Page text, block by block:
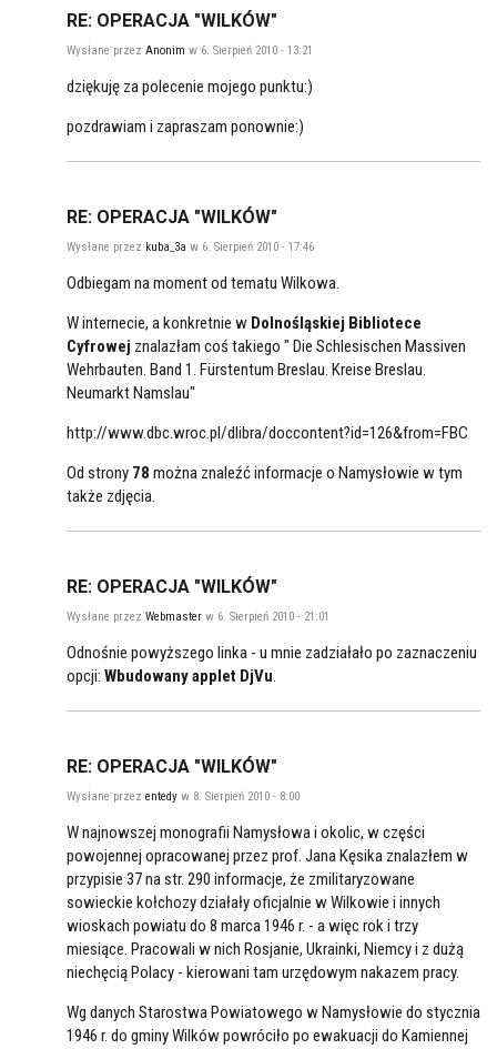
RE: OPERACJA "WILKÓW"
Wysłane przez Anonim w 6. Sierpień 2010 - 13:21
dziękuję za polecenie mojego punktu:)
pozdrawiam i zapraszam ponownie:)
RE: OPERACJA "WILKÓW"
Wysłane przez kuba_3a w 6. Sierpień 2010 - 17:46
Odbiegam na moment od tematu Wilkowa.
W internecie, a konkretnie w Dolnośląskiej Bibliotece
Cyfrowej znalazłam coś takiego " Die Schlesischen Massiven
Wehrbauten. Band 1. Fürstentum Breslau. Kreise Breslau.
Neumarkt Namslau"
http://www.dbc.wroc.pl/dlibra/doccontent?id=126&from=FBC
Od strony 78 można znaleźć informacje o Namysłowie w tym
także zdjęcia.
RE: OPERACJA "WILKÓW"
Wysłane przez Webmaster w 6. Sierpień 2010 - 21:01
Odnośnie powyższego linka - u mnie zadziałało po zaznaczeniu
opcji: Wbudowany applet DjVu.
RE: OPERACJA "WILKÓW"
Wysłane przez entedy w 8. Sierpień 2010 - 8:00
W najnowszej monografii Namysłowa i okolic, w części
powojennej opracowanej przez prof. Jana Kęsika znalazłem w
przypisie 37 na str. 290 informacje, że zmilitaryzowane
sowieckie kołchozy działały oficjalnie w Wilkowie i innych
wioskach powiatu do 8 marca 1946 r. - a więc rok i trzy
miesiące. Pracowali w nich Rosjanie, Ukrainki, Niemcy i z dużą
niechęcią Polacy - kierowani tam urzędowym nakazem pracy.
Wg danych Starostwa Powiatowego w Namysłowie do stycznia
1946 r. do gminy Wilków powróciło po ewakuacji do Kamiennej